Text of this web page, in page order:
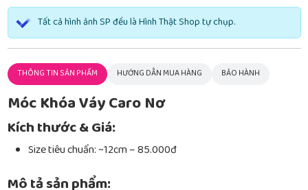
Tất cả hình ảnh SP đều là Hình Thật Shop tự chụp.
THÔNG TIN SẢN PHẨM HƯỚNG DẪN MUA HÀNG BẢO HÀNH
Móc Khóa Váy Caro Nơ
Kích thước & Giá:
Size tiêu chuẩn: ~12cm – 85.000đ
Mô tả sản phẩm: